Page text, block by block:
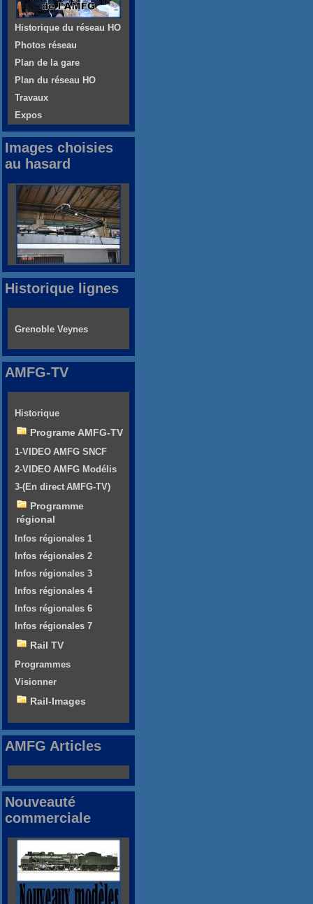
Historique du réseau HO
Photos réseau
Plan de la gare
Plan du réseau HO
Travaux
Expos
Images choisies
au hasard
Historique lignes
Grenoble Veynes
AMFG-TV
Historique
Programe AMFG-TV
1-VIDEO AMFG SNCF
2-VIDEO AMFG Modélis
3-(En direct AMFG-TV)
Programme
régional
Infos régionales 1
Infos régionales 2
Infos régionales 3
Infos régionales 4
Infos régionales 6
Infos régionales 7
Rail TV
Programmes
Visionner
Rail-Images
AMFG Articles
Nouveauté
commerciale